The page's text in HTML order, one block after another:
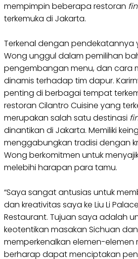
mempimpin beberapa restoran
terkemuka di Jakarta.
Terkenal dengan pendekatannya
Wong unggul dalam pemilihan
pengembangan menu, dan cara
dinamis terhadap tim dapur.
penting di berbagai tempat
restoran Cilantro Cuisine yang
merupakan salah satu destinasi
dinantikan di Jakarta. Memiliki
menggabungkan tradisi dengan
Wong berkomitmen untuk
melebihi harapan para tamu.
“Saya sangat antusias untuk
dan kreativitas saya ke Liu Li
Restaurant. Tujuan saya adalah
keotentikan masakan Sichuan
memperkenalkan elemen-elemen
berharap dapat menciptakan